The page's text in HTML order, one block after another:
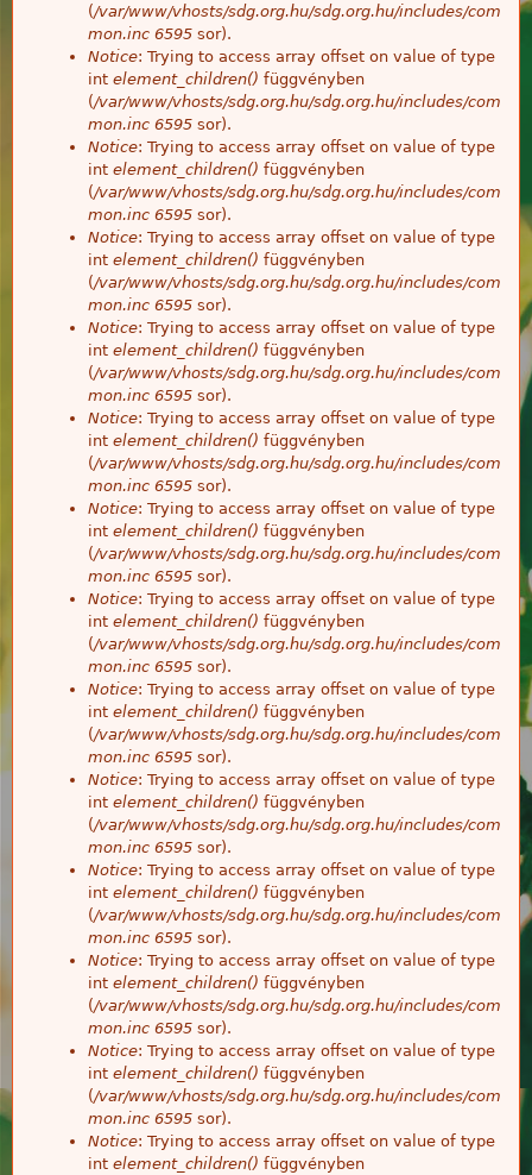
(/var/www/vhosts/sdg.org.hu/sdg.org.hu/includes/com
mon.inc 6595 sor).
Notice: Trying to access array offset on value of type
int element_children() függvényben
(/var/www/vhosts/sdg.org.hu/sdg.org.hu/includes/com
mon.inc 6595 sor).
Notice: Trying to access array offset on value of type
int element_children() függvényben
(/var/www/vhosts/sdg.org.hu/sdg.org.hu/includes/com
mon.inc 6595 sor).
Notice: Trying to access array offset on value of type
int element_children() függvényben
(/var/www/vhosts/sdg.org.hu/sdg.org.hu/includes/com
mon.inc 6595 sor).
Notice: Trying to access array offset on value of type
int element_children() függvényben
(/var/www/vhosts/sdg.org.hu/sdg.org.hu/includes/com
mon.inc 6595 sor).
Notice: Trying to access array offset on value of type
int element_children() függvényben
(/var/www/vhosts/sdg.org.hu/sdg.org.hu/includes/com
mon.inc 6595 sor).
Notice: Trying to access array offset on value of type
int element_children() függvényben
(/var/www/vhosts/sdg.org.hu/sdg.org.hu/includes/com
mon.inc 6595 sor).
Notice: Trying to access array offset on value of type
int element_children() függvényben
(/var/www/vhosts/sdg.org.hu/sdg.org.hu/includes/com
mon.inc 6595 sor).
Notice: Trying to access array offset on value of type
int element_children() függvényben
(/var/www/vhosts/sdg.org.hu/sdg.org.hu/includes/com
mon.inc 6595 sor).
Notice: Trying to access array offset on value of type
int element_children() függvényben
(/var/www/vhosts/sdg.org.hu/sdg.org.hu/includes/com
mon.inc 6595 sor).
Notice: Trying to access array offset on value of type
int element_children() függvényben
(/var/www/vhosts/sdg.org.hu/sdg.org.hu/includes/com
mon.inc 6595 sor).
Notice: Trying to access array offset on value of type
int element_children() függvényben
(/var/www/vhosts/sdg.org.hu/sdg.org.hu/includes/com
mon.inc 6595 sor).
Notice: Trying to access array offset on value of type
int element_children() függvényben
(/var/www/vhosts/sdg.org.hu/sdg.org.hu/includes/com
mon.inc 6595 sor).
Notice: Trying to access array offset on value of type
int element_children() függvényben